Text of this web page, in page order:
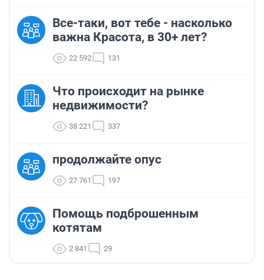
Все-таки, вот тебе - насколько
важна Красота, в 30+ лет?
22 592 131
Что происходит на рынке
недвижимости?
38 221 337
продолжайте опус
27 761 197
Помощь подброшенным
котятам
2 841 29